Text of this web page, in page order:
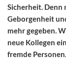
Sicherheit. Denn
Geborgenheit
mehr gegeben.
neue Kollegen
fremde Personen.